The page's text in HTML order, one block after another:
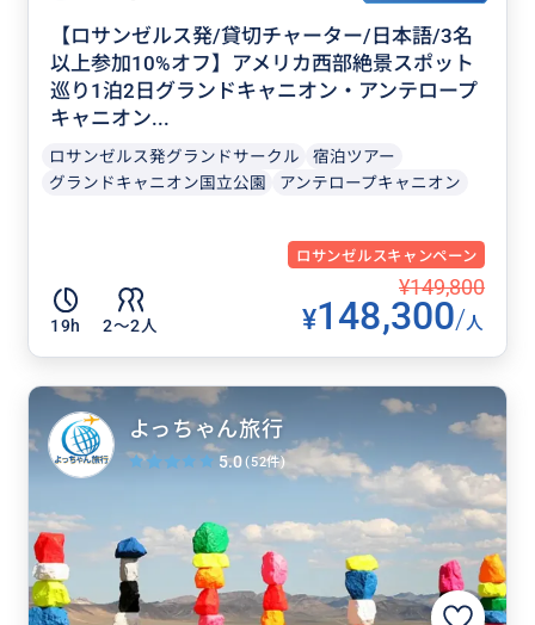
【ロサンゼルス発/貸切チャーター/日本語/3名
以上参加10%オフ】アメリカ西部絶景スポット
巡り1泊2日グランドキャニオン・アンテロープ
キャニオン...
ロサンゼルス発グランドサークル
宿泊ツアー
グランドキャニオン国立公園
アンテロープキャニオン
ロサンゼルスキャンペーン
19h 2〜2人
¥149,800
¥148,300/人
よっちゃん旅行
5.0(52件)